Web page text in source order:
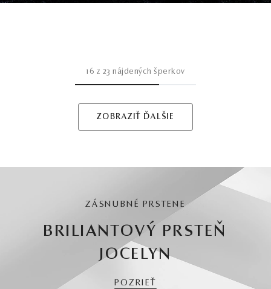
16 z 23 nájdených šperkov
ZOBRAZIŤ ĎALŠIE
ZÁSNUBNÉ PRSTENE
BRILIANTOVÝ PRSTEŇ
JOCELYN
POZRIEŤ